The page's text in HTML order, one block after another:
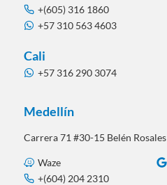
+(605) 316 1860
+57 310 563 4603
Cali
+57 316 290 3074
Medellín
Carrera 71 #30-15 Belén Rosales
Waze
+(604) 204 2310